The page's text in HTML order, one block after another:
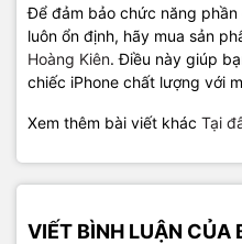
Để đảm bảo chức năng
luôn ổn định, hãy mua sản
Hoàng Kiên. Điều này giúp
chiếc iPhone chất lượng với
Xem thêm bài viết khác Tại
VIẾT BÌNH LUẬN CỦA